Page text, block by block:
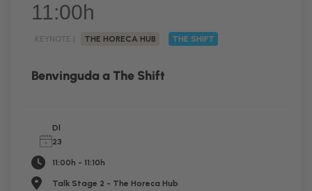
11:00h
KEYNOTE | THE HORECA HUB THE SHIFT
Benvinguda a The Shift
Dl
23
11:00h - 11:10h
Talk Stage 2 - The Horeca Hub